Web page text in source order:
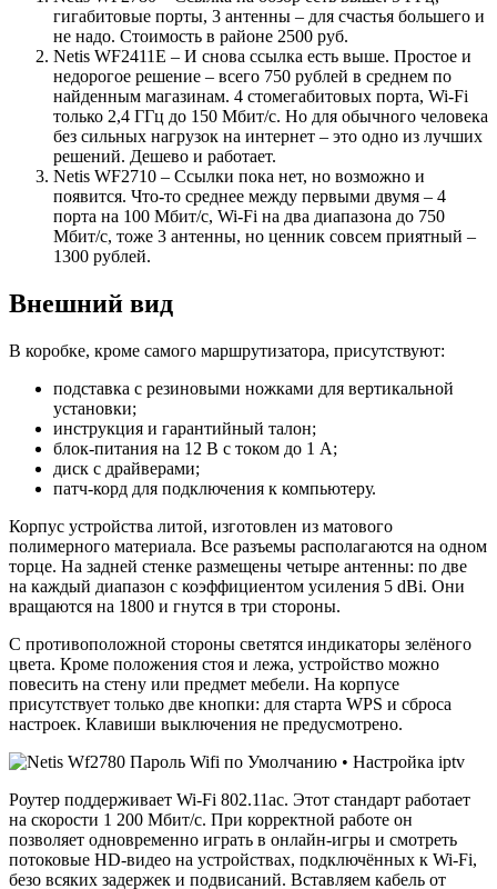
гигабитовые порты, 3 антенны – для счастья большего и
не надо. Стоимость в районе 2500 руб.
Netis WF2411E – И снова ссылка есть выше. Простое и
недорогое решение – всего 750 рублей в среднем по
найденным магазинам. 4 стомегабитовых порта, Wi-Fi
только 2,4 ГГц до 150 Мбит/с. Но для обычного человека
без сильных нагрузок на интернет – это одно из лучших
решений. Дешево и работает.
Netis WF2710 – Ссылки пока нет, но возможно и
появится. Что-то среднее между первыми двумя – 4
порта на 100 Мбит/с, Wi-Fi на два диапазона до 750
Мбит/c, тоже 3 антенны, но ценник совсем приятный –
1300 рублей.
Внешний вид
В коробке, кроме самого маршрутизатора, присутствуют:
подставка с резиновыми ножками для вертикальной
установки;
инструкция и гарантийный талон;
блок-питания на 12 В с током до 1 А;
диск с драйверами;
патч-корд для подключения к компьютеру.
Корпус устройства литой, изготовлен из матового
полимерного материала. Все разъемы располагаются на одном
торце. На задней стенке размещены четыре антенны: по две
на каждый диапазон с коэффициентом усиления 5 dBi. Они
вращаются на 1800 и гнутся в три стороны.
С противоположной стороны светятся индикаторы зелёного
цвета. Кроме положения стоя и лежа, устройство можно
повесить на стену или предмет мебели. На корпусе
присутствует только две кнопки: для старта WPS и сброса
настроек. Клавиши выключения не предусмотрено.
Роутер поддерживает Wi-Fi 802.11ас. Этот стандарт работает
на скорости 1 200 Мбит/с. При корректной работе он
позволяет одновременно играть в онлайн-игры и смотреть
потоковые HD-видео на устройствах, подключённых к Wi-Fi,
безо всяких задержек и подвисаний. Вставляем кабель от